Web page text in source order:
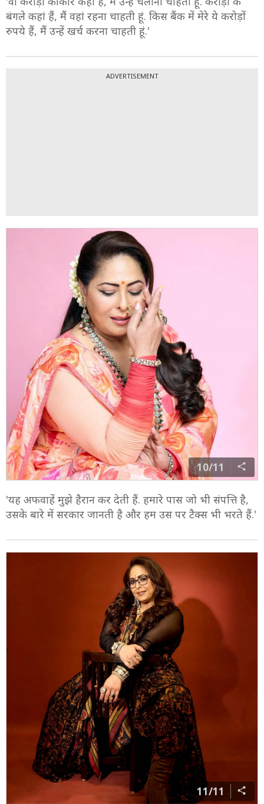
बंगले कहां हैं, मैं वहां रहना चाहती हूं. किस बैंक में मेरे ये करोड़ों
रुपये हैं, मैं उन्हें खर्च करना चाहती हूं.'
ADVERTISEMENT
10/11
'यह अफवाहें मुझे हैरान कर देती हैं. हमारे पास जो भी संपत्ति है,
उसके बारे में सरकार जानती है और हम उस पर टैक्स भी भरते हैं.'
11/11